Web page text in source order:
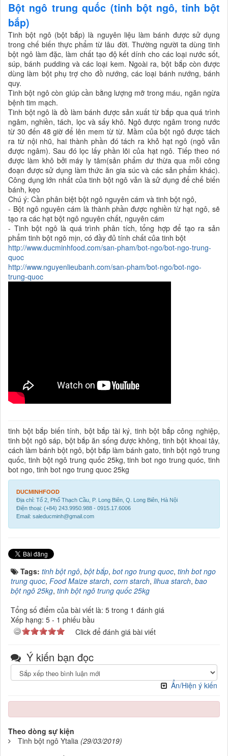
Bột ngô trung quốc (tinh bột ngô, tinh bột
bắp)
Tinh bột ngô (bột bắp) là nguyên liệu làm bánh được sử dụng
trong chế biến thực phẩm từ lâu đời. Thường người ta dùng tinh
bột ngô làm đặc, làm chất tạo độ kết dính cho các loại nước sốt,
súp, bánh pudding và các loại kem. Ngoài ra, bột bắp còn được
dùng làm bột phụ trợ cho đồ nướng, các loại bánh nướng, bánh
quy.
Tinh bột ngô còn giúp cần bằng lượng mỡ trong máu, ngăn ngừa
bệnh tim mạch.
Tinh bột ngô là đồ làm bánh được sản xuất từ bắp qua quá trình
ngâm, nghiền, tách, lọc và sấy khô. Ngô được ngâm trong nước
từ 30 đến 48 giờ để lên mem từ từ. Mầm của bột ngô được tách
ra từ nội nhũ, hai thành phần đó tách ra khỏ hạt ngô (ngô vẫn
được ngâm). Sau đó lọc lấy phần lõi của hạt ngô. Tiếp theo nó
được làm khô bởi máy ly tâm(sản phẩm dư thừa qua mỗi công
đoạn được sử dụng làm thức ăn gia súc và các sản phẩm khác).
Công dụng lớn nhất của tinh bột ngô vẫn là sử dụng để chế biến
bánh, kẹo
Chú ý: Cần phân biệt bột ngô nguyên cám và tinh bột ngô,
- Bột ngô nguyên cám là thành phần được nghiền từ hạt ngô, sẽ
tạo ra các hạt bột ngô nguyên chất, nguyên cám
- Tinh bột ngô là quá trình phân tích, tổng hợp để tạo ra sản
phẩm tinh bột ngô mịn, có đầy đủ tính chất của tinh bột
http://www.ducminhfood.com/san-pham/bot-ngo/bot-ngo-trung-
quoc
http://www.nguyenlieubanh.com/san-pham/bot-ngo/bot-ngo-
trung-quoc
tinh bột bắp biến tính, bột bắp tài ký, tinh bột bắp công nghiệp,
tinh bột ngô sáp, bột bắp ăn sống được không, tinh bột khoai tây,
cách làm bánh bột ngô, bột bắp làm bánh gato, tinh bột ngô trung
quốc, tinh bột ngô trung quốc 25kg, tinh bot ngo trung quóc, tinh
bot ngo, tinh bot ngo trung quoc 25kg
DUCMINHFOOD
Địa chỉ: Tổ 2, Phố Thạch Cầu, P. Long Biên, Q. Long Biên, Hà Nội
Điện thoại: (+84) 243.9950.988 - 0915.17.6006
Email: saleducminh@gmail.com
Tags: tinh bột ngô, bột bắp, bot ngo trung quoc, tinh bot ngo
trung quoc, Food Maize starch, corn starch, lihua starch, bao
bột ngô 25kg, tinh bột ngô trung quốc 25kg
Tổng số điểm của bài viết là: 5 trong 1 đánh giá
Xếp hạng: 5 - 1 phiếu bầu
Click để đánh giá bài viết
Ý kiến bạn đọc
Ẩn/Hiện ý kiến
Theo dòng sự kiện
Tinh bột ngô Ytalia (29/03/2019)